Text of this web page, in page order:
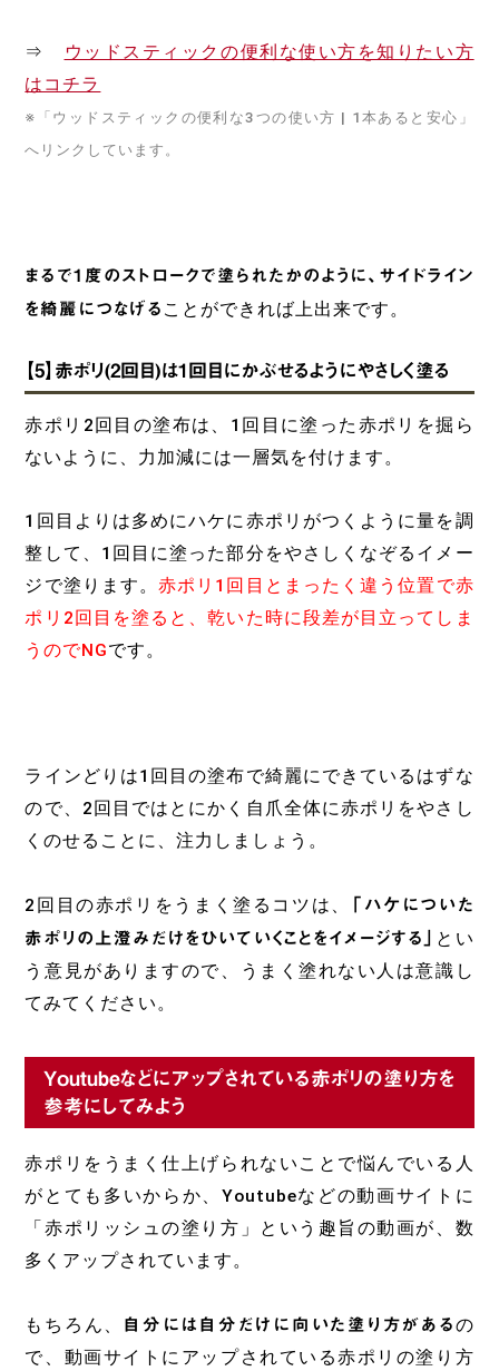
⇒
ウッドスティックの便利な使い方を知りたい方
はコチラ
※「ウッドスティックの便利な3つの使い方 | 1本あると安心」
へリンクしています。
まるで1度のストロークで塗られたかのように、サイドライン
を綺麗につなげる ことができれば上出来です。
【5】赤ポリ(2回目)は1回目にかぶせるようにやさしく塗る
赤ポリ2回目の塗布は、1回目に塗った赤ポリを掘ら
ないように、力加減には一層気を付けます。
1回目よりは多めにハケに赤ポリがつくように量を調
整して、1回目に塗った部分をやさしくなぞるイメー
ジで塗ります。赤ポリ1回目とまったく違う位置で赤
ポリ2回目を塗ると、乾いた時に段差が目立ってしま
うのでNGです。
ラインどりは1回目の塗布で綺麗にできているはずな
ので、2回目ではとにかく自爪全体に赤ポリをやさし
くのせることに、注力しましょう。
2回目の赤ポリをうまく塗るコツは、
「ハケについた
赤ポリの上澄みだけをひいていくことをイメージする」 とい
う意見がありますので、うまく塗れない人は意識し
てみてください。
Youtubeなどにアップされている赤ポリの塗り方を
参考にしてみよう
赤ポリをうまく仕上げられないことで悩んでいる人
がとても多いからか、Youtubeなどの動画サイトに
「赤ポリッシュの塗り方」という趣旨の動画が、数
多くアップされています。
もちろん、 自分には自分だけに向いた塗り方があるの
で、動画サイトにアップされている赤ポリの塗り方